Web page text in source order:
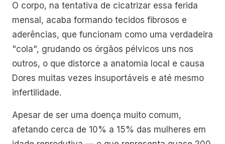
O corpo, na tentativa de cicatrizar essa ferida
mensal, acaba formando tecidos fibrosos e
aderências, que funcionam como uma verdadeira
"cola", grudando os órgãos pélvicos uns nos
outros, o que distorce a anatomia local e causa
Dores muitas vezes insuportáveis e até mesmo
infertilidade.
Apesar de ser uma doença muito comum,
afetando cerca de 10% a 15% das mulheres em